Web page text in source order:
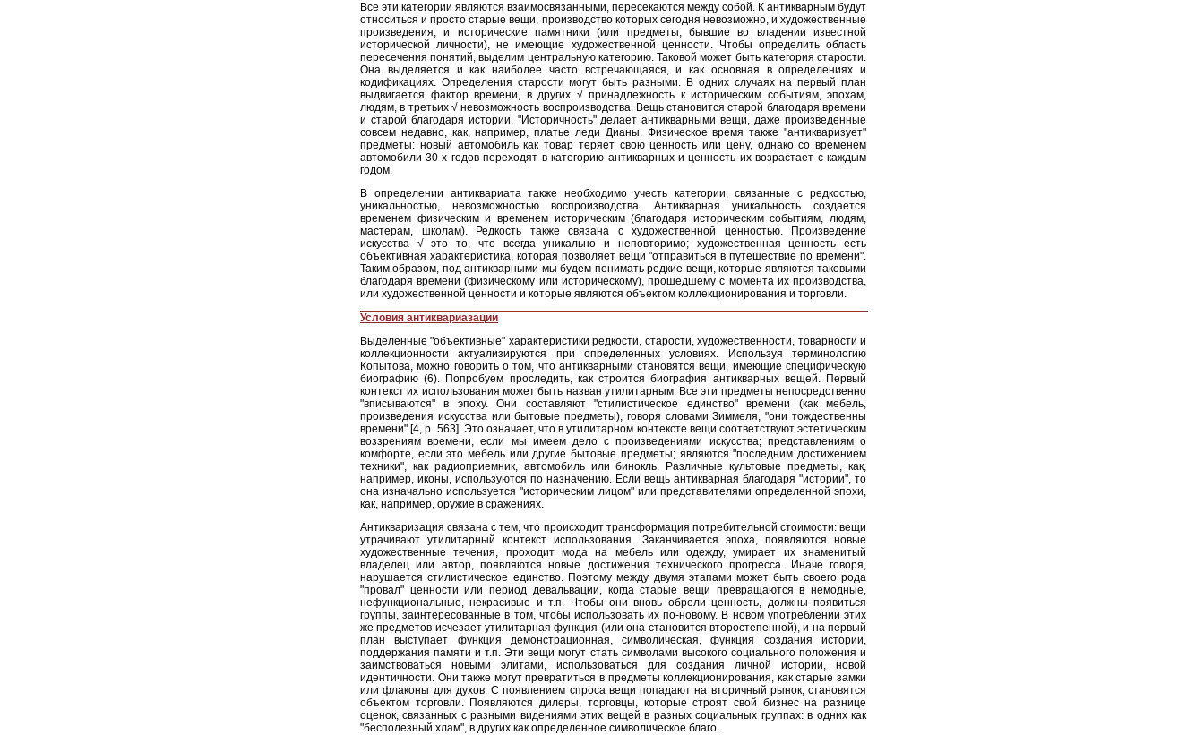
Все эти категории являются взаимосвязанными, пересекаются между собой. К антикварным будут
относиться и просто старые вещи, производство которых сегодня невозможно, и художественные
произведения, и исторические памятники (или предметы, бывшие во владении известной
исторической личности), не имеющие художественной ценности. Чтобы определить область
пересечения понятий, выделим центральную категорию. Таковой может быть категория старости.
Она выделяется и как наиболее часто встречающаяся, и как основная в определениях и
кодификациях. Определения старости могут быть разными. В одних случаях на первый план
выдвигается фактор времени, в других √ принадлежность к историческим событиям, эпохам,
людям, в третьих √ невозможность воспроизводства. Вещь становится старой благодаря времени
и старой благодаря истории. "Историчность" делает антикварными вещи, даже произведенные
совсем недавно, как, например, платье леди Дианы. Физическое время также "антикваризует"
предметы: новый автомобиль как товар теряет свою ценность или цену, однако со временем
автомобили 30-х годов переходят в категорию антикварных и ценность их возрастает с каждым
годом.
В определении антиквариата также необходимо учесть категории, связанные с редкостью,
уникальностью, невозможностью воспроизводства. Антикварная уникальность создается
временем физическим и временем историческим (благодаря историческим событиям, людям,
мастерам, школам). Редкость также связана с художественной ценностью. Произведение
искусства √ это то, что всегда уникально и неповторимо; художественная ценность есть
объективная характеристика, которая позволяет вещи "отправиться в путешествие по времени".
Таким образом, под антикварными мы будем понимать редкие вещи, которые являются таковыми
благодаря времени (физическому или историческому), прошедшему с момента их производства,
или художественной ценности и которые являются объектом коллекционирования и торговли.
Условия антиквариазации
Выделенные "объективные" характеристики редкости, старости, художественности, товарности и
коллекционности актуализируются при определенных условиях. Используя терминологию
Копытова, можно говорить о том, что антикварными становятся вещи, имеющие специфическую
биографию (6). Попробуем проследить, как строится биография антикварных вещей. Первый
контекст их использования может быть назван утилитарным. Все эти предметы непосредственно
"вписываются" в эпоху. Они составляют "стилистическое единство" времени (как мебель,
произведения искусства или бытовые предметы), говоря словами Зиммеля, "они тождественны
времени" [4, p. 563]. Это означает, что в утилитарном контексте вещи соответствуют эстетическим
воззрениям времени, если мы имеем дело с произведениями искусства; представлениям о
комфорте, если это мебель или другие бытовые предметы; являются "последним достижением
техники", как радиоприемник, автомобиль или бинокль. Различные культовые предметы, как,
например, иконы, используются по назначению. Если вещь антикварная благодаря "истории", то
она изначально используется "историческим лицом" или представителями определенной эпохи,
как, например, оружие в сражениях.
Антикваризация связана с тем, что происходит трансформация потребительной стоимости: вещи
утрачивают утилитарный контекст использования. Заканчивается эпоха, появляются новые
художественные течения, проходит мода на мебель или одежду, умирает их знаменитый
владелец или автор, появляются новые достижения технического прогресса. Иначе говоря,
нарушается стилистическое единство. Поэтому между двумя этапами может быть своего рода
"провал" ценности или период девальвации, когда старые вещи превращаются в немодные,
нефункциональные, некрасивые и т.п. Чтобы они вновь обрели ценность, должны появиться
группы, заинтересованные в том, чтобы использовать их по-новому. В новом употреблении этих
же предметов исчезает утилитарная функция (или она становится второстепенной), и на первый
план выступает функция демонстрационная, символическая, функция создания истории,
поддержания памяти и т.п. Эти вещи могут стать символами высокого социального положения и
заимствоваться новыми элитами, использоваться для создания личной истории, новой
идентичности. Они также могут превратиться в предметы коллекционирования, как старые замки
или флаконы для духов. С появлением спроса вещи попадают на вторичный рынок, становятся
объектом торговли. Появляются дилеры, торговцы, которые строят свой бизнес на разнице
оценок, связанных с разными видениями этих вещей в разных социальных группах: в одних как
"бесполезный хлам", в других как определенное символическое благо.